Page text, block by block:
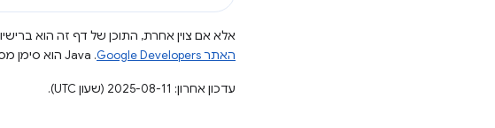
אלא אם צוין אחרת, התוכן של דף זה הוא
האתר Google Developers‏
.‏ Java הוא סימן מסחרי רשום של חברת Oracle ו/או של השותפים העצמאיים שלה.
עדכון אחרון: 2025-08-11 (שעון UTC).